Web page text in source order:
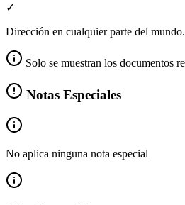
✓
Dirección en cualquier parte del mundo.
Solo se muestran los documentos
Notas Especiales
No aplica ninguna nota especial